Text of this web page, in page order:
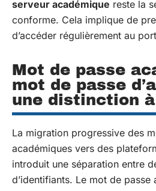
serveur académique reste la
conforme. Cela implique de
d’accéder régulièrement au
Mot de passe
mot de passe
une distinction
La migration progressive des
académiques vers des
introduit une séparation entre
d’identifiants. Le mot de passe